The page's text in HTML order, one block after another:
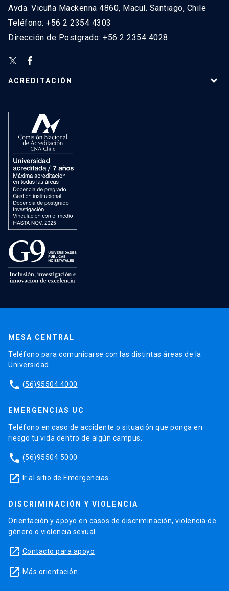
Avda. Vicuña Mackenna 4860, Macul. Santiago, Chile
Teléfono: +56 2 2354 4303
Dirección de Postgrado: +56 2 2354 4028
ACREDITACIÓN
MESA CENTRAL
Teléfono para comunicarse con las distintas áreas de la
Universidad.
phone (56)95504 4000
EMERGENCIAS UC
Teléfono en caso de accidente o situación que ponga en
riesgo tu vida dentro de algún campus.
phone (56)95504 5000
launch Ir al sitio de Emergencias
DISCRIMINACIÓN Y VIOLENCIA
Orientación y apoyo en casos de discriminación, violencia de
género o violencia sexual.
launch Contacto para apoyo
launch Más orientación